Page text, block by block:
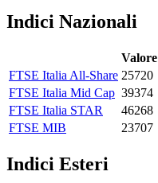
Indici Nazionali
Valore
FTSE Italia All-Share 25720
FTSE Italia Mid Cap 39374
FTSE Italia STAR
46268
FTSE MIB
23707
Indici Esteri